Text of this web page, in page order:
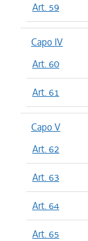
Art. 59
Capo IV
Art. 60
Art. 61
Capo V
Art. 62
Art. 63
Art. 64
Art. 65